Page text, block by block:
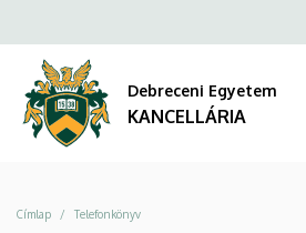
KANCELLÁRIA
a
tartalomra
Debreceni Egyetem
KANCELLÁRIA
Morzsa
Címlap Telefonkönyv